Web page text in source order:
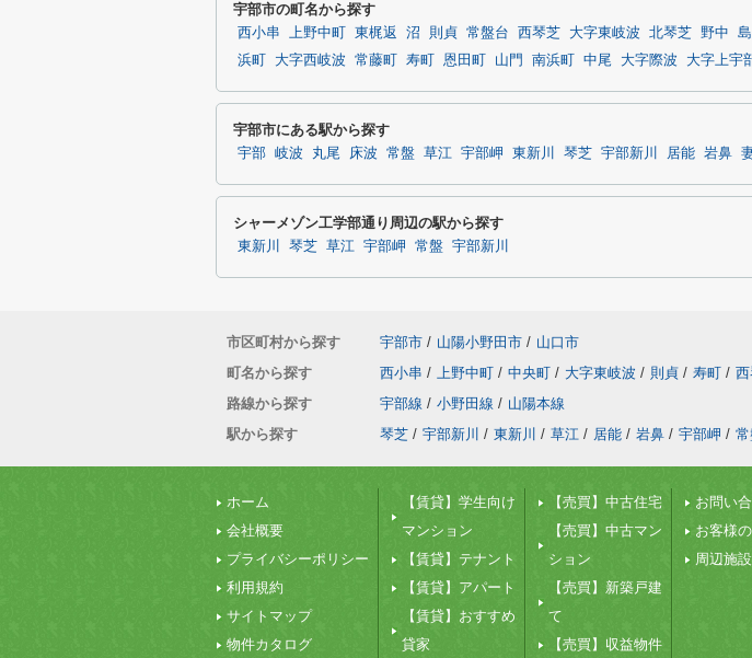
宇部市の町名から探す
西小串 上野中町 東梶返 沼 則貞 常盤台 西琴芝 大字東岐波 北琴芝 野中 島
浜町
大字西岐波 常藤町 寿町 恩田町 山門 南浜町 中尾 大字際波 大字上宇
宇部市にある駅から探す
宇部 岐波 丸尾 床波 常盤 草江 宇部岬 東新川 琴芝 宇部新川 居能 岩鼻
シャーメゾン工学部通り周辺の駅から探す
東新川 琴芝 草江 宇部岬 常盤 宇部新川
市区町村から探す 宇部市 / 山陽小野田市 / 山口市
町名から探す
西小串 / 上野中町 / 中央町 / 大字東岐波 / 則貞 / 寿町 /
路線から探す
宇部線 / 小野田線 / 山陽本線
駅から探す
琴芝 / 宇部新川 / 東新川 / 草江 / 居能 / 岩鼻 / 宇部岬 /
ホーム
会社概要
プライバシーポリシー
利用規約
サイトマップ
物件カタログ
【賃貸】学生向け
マンション
【賃貸】テナント
【賃貸】アパート
【賃貸】おすすめ
貸家
【売買】中古住宅
【売買】中古マン
ション
【売買】新築戸建
て
【売買】収益物件
お問い
お客様
周辺施